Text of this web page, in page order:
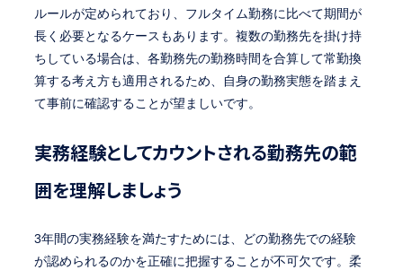
ルールが定められており、フルタイム勤務に比べて期間が
長く必要となるケースもあります。複数の勤務先を掛け持
ちしている場合は、各勤務先の勤務時間を合算して常勤換
算する考え方も適用されるため、自身の勤務実態を踏まえ
て事前に確認することが望ましいです。
実務経験としてカウントされる勤務先の範
囲を理解しましょう
3年間の実務経験を満たすためには、どの勤務先での経験
が認められるのかを正確に把握することが不可欠です。柔